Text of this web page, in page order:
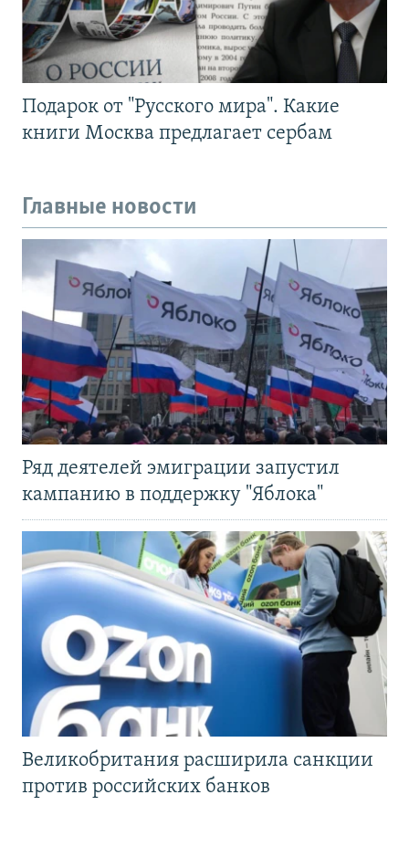
Подарок от "Русского мира". Какие
книги Москва предлагает сербам
Главные новости
Ряд деятелей эмиграции запустил
кампанию в поддержку "Яблока"
Великобритания расширила санкции
против российских банков